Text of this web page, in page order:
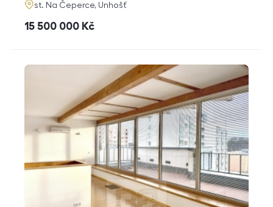
adresa
st. Na Čeperce, Unhošť
cena
15 500 000 Kč